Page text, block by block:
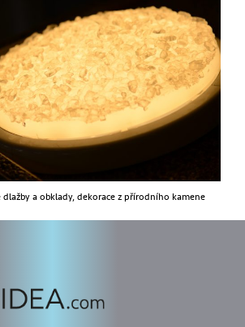
a obklady, dekorace z přírodního kamene